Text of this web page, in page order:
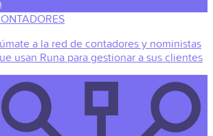
a la red de contadores y noministas
usan Runa para gestionar a sus clientes